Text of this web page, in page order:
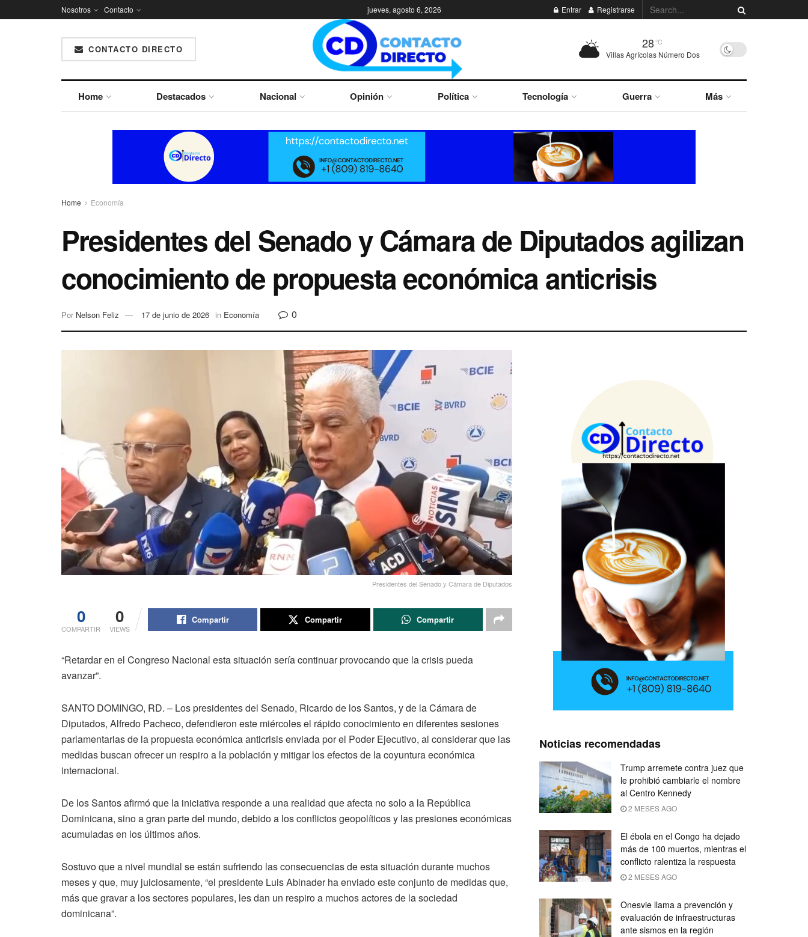
Nosotros Contacto jueves, agosto 6, 2026 Entrar Registrarse
CONTACTO DIRECTO 28°C
Villas Agrícolas Número Dos
Home Destacados Nacional Opinión Política Tecnología Guerra Más
Home Economía
Presidentes del Senado y Cámara de Diputados agilizan
conocimiento de propuesta económica anticrisis
Por Nelson Feliz 17 de junio de 2026 in Economía 0
Presidentes del Senado y Cámara de Diputados
0
COMPARTIR
0
VIEWS
Compartir Compartir Compartir
“Retardar en el Congreso Nacional esta situación sería continuar provocando que la crisis pueda
avanzar”.
SANTO DOMINGO, RD. – Los presidentes del Senado, Ricardo de los Santos, y de la Cámara de
Diputados, Alfredo Pacheco, defendieron este miércoles el rápido conocimiento en diferentes sesiones
parlamentarias de la propuesta económica anticrisis enviada por el Poder Ejecutivo, al considerar que las
medidas buscan ofrecer un respiro a la población y mitigar los efectos de la coyuntura económica
internacional.
De los Santos afirmó que la iniciativa responde a una realidad que afecta no solo a la República
Dominicana, sino a gran parte del mundo, debido a los conflictos geopolíticos y las presiones económicas
acumuladas en los últimos años.
Sostuvo que a nivel mundial se están sufriendo las consecuencias de esta situación durante muchos
meses y que, muy juiciosamente, “el presidente Luis Abinader ha enviado este conjunto de medidas que,
más que gravar a los sectores populares, les dan un respiro a muchos actores de la sociedad
dominicana”.
Noticias recomendadas
Trump arremete contra juez que
le prohibió cambiarle el nombre
al Centro Kennedy
2 MESES AGO
El ébola en el Congo ha dejado
más de 100 muertos, mientras el
conflicto ralentiza la respuesta
2 MESES AGO
Onesvie llama a prevención y
evaluación de infraestructuras
ante sismos en la región